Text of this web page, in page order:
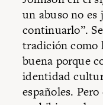
un abuso no
continuarlo”.
tradición como
buena porque
identidad
españoles.